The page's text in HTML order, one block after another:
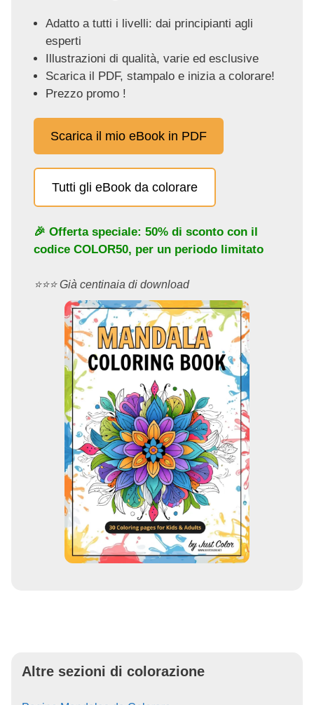
Adatto a tutti i livelli: dai principianti agli
esperti
Illustrazioni di qualità, varie ed esclusive
Scarica il PDF, stampalo e inizia a colorare!
Prezzo promo !
Scarica il mio eBook in PDF
Tutti gli eBook da colorare
🎉 Offerta speciale: 50% di sconto con il
codice COLOR50, per un periodo limitato
⭐️⭐️⭐️ Già centinaia di download
Altre sezioni di colorazione